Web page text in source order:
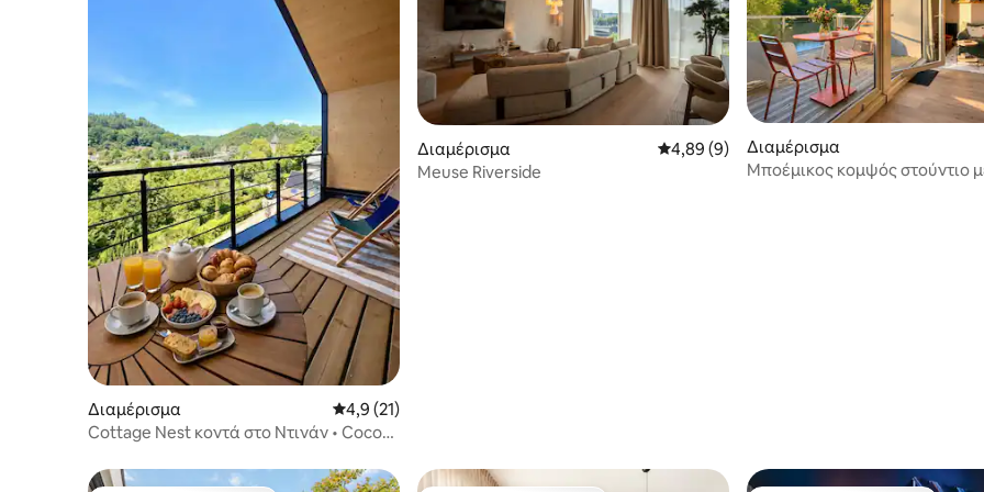
Διαμέρισμα Μέση βαθμολογία: 4,9 στα 5, 21 κριτικές
4,9 (21)
Cottage Nest κοντά στο Ντινάν • Cocon
Διαμέρισμα Μέση βαθμολογία: 4,89 στα 5, 9 κριτικές
4,89 (9)
Meuse Riverside
Διαμέρισμα
Μποέμικος κομψός στούντιο